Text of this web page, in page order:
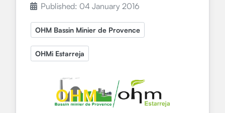
Published: 04 January 2016
OHM Bassin Minier de Provence
OHMi Estarreja